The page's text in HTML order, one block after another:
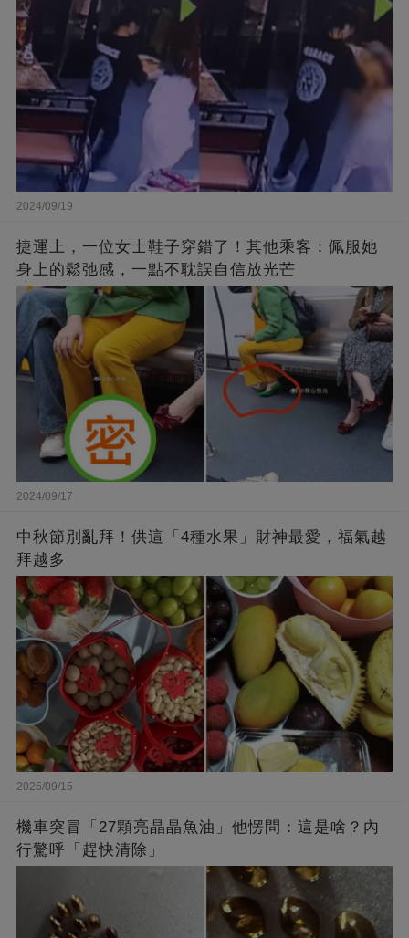
2024/09/19
捷運上，一位女士鞋子穿錯了！其他乘客：佩服她
身上的鬆弛感，一點不耽誤自信放光芒
2024/09/17
中秋節別亂拜！供這「4種水果」財神最愛，福氣越
拜越多
2025/09/15
機車突冒「27顆亮晶晶魚油」他愣問：這是啥？內
行驚呼「趕快清除」